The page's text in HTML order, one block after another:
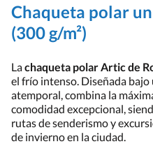
Chaqueta polar
(300 g/m²)
Lachaqueta polar Artic de
el frío intenso. Diseñada bajo
atemporal, combina la
comodidad excepcional,
rutas de senderismo y
de invierno en la ciudad.